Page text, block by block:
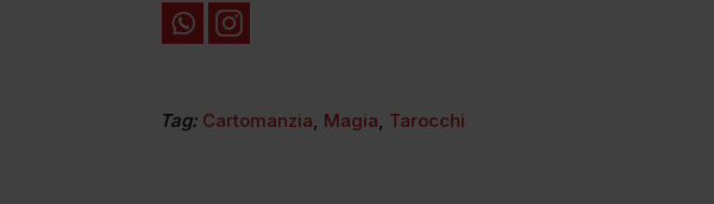
Tag: Cartomanzia, Magia, Tarocchi